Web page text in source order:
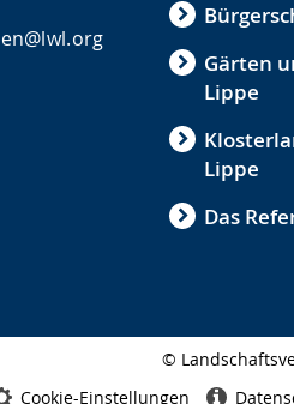
Gärten
Lippe
Lippe
Das
©
Cookie-Einstellungen